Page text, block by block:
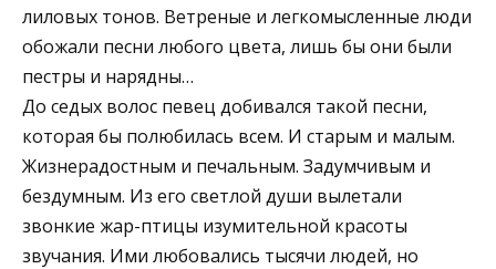
лиловых тонов. Ветреные и легкомысленные люди
обожали песни любого цвета, лишь бы они были
пестры и нарядны…
До седых волос певец добивался такой песни,
которая бы полюбилась всем. И старым и малым.
Жизнерадостным и печальным. Задумчивым и
бездумным. Из его светлой души вылетали
звонкие жар-птицы изумительной красоты
звучания. Ими любовались тысячи людей, но